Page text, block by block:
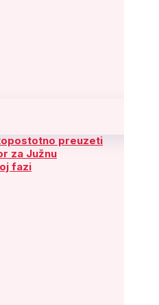
preuzeti
za Južnu
fazi